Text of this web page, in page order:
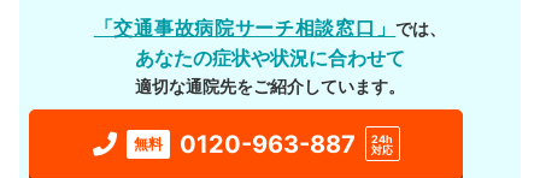
「交通事故病院サーチ相談窓口」では、
あなたの症状や状況に合わせて
適切な通院先をご紹介しています。
無料 0120-963-887
24h
対応